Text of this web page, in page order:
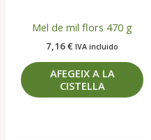
Mel de mil flors 470 g
7,16€ IVA incluido
AFEGEIX A LA
CISTELLA